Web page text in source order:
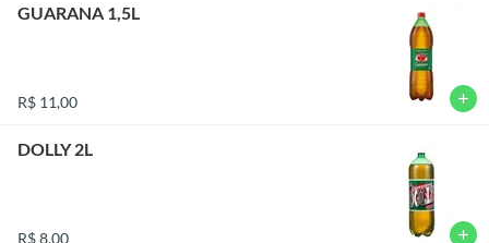
GUARANA 1,5L
R$ 11,00 add
DOLLY 2L
R$ 8,00 add